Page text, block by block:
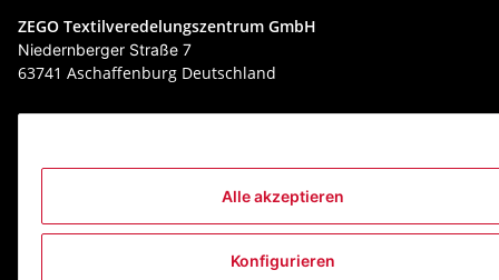
Alle akzeptieren
Konfigurieren
ZEGO Textilveredelungszentrum GmbH
Niedernberger Straße 7
63741 Aschaffenburg Deutschland
Mail:info@zego-tvz.de